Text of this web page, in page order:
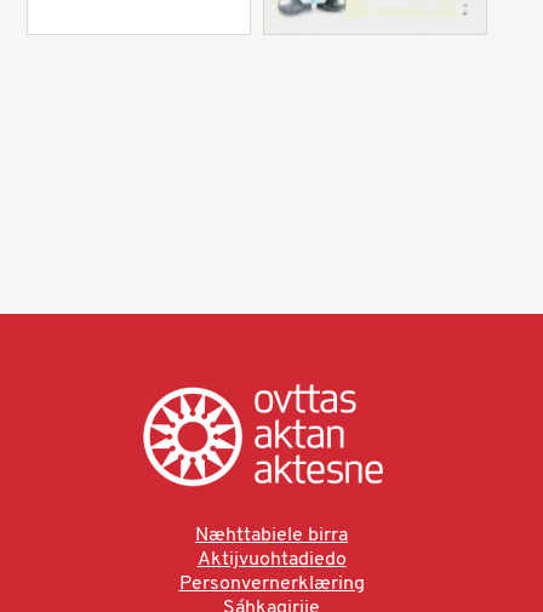
Næhttabiele birra
Aktijvuohtadiedo
Personvernerklæring